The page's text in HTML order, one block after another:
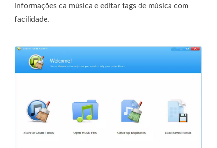
informações da música e editar tags de música com
facilidade.